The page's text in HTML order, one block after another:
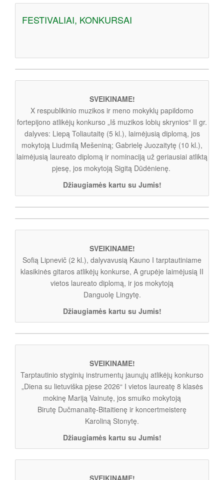
FESTIVALIAI, KONKURSAI
SVEIKINAME!
X respublikinio muzikos ir meno mokyklų papildomo
fortepijono atlikėjų konkurso „Iš muzikos lobių skrynios“ II gr.
dalyves: Liepą Toliautaitę (5 kl.), laimėjusią diplomą, jos
mokytoją Liudmilą Mešeniną; Gabrielę Juozaitytę (10 kl.),
laimėjusią laureato diplomą ir nominaciją už geriausiai atliktą
pjesę, jos mokytoją Sigitą Dūdėnienę.
Džiaugiamės kartu su Jumis!
SVEIKINAME!
Sofią Lipnevič (2 kl.), dalyvavusią Kauno I tarptautiniame
klasikinės gitaros atlikėjų konkurse, A grupėje laimėjusią II
vietos laureato diplomą, ir jos mokytoją
Danguolę Lingytę.
Džiaugiamės kartu su Jumis!
SVEIKINAME!
Tarptautinio styginių instrumentų jaunųjų atlikėjų konkurso
„Diena su lietuviška pjese 2026“ I vietos laureatę 8 klasės
mokinę Mariją Vainutę, jos smuiko mokytoją
Birutę Dučmanaitę-Bitaitienę ir koncertmeisterę
Karoliną Stonytę.
Džiaugiamės kartu su Jumis!
SVEIKINAME!